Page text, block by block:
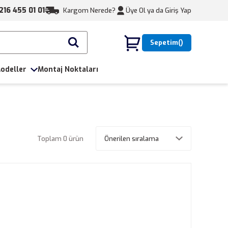
455 01 01 Kargom Nerede? Üye Ol ya da Giriş Yap
Sepetim
Montaj Noktaları
Toplam 0 ürün